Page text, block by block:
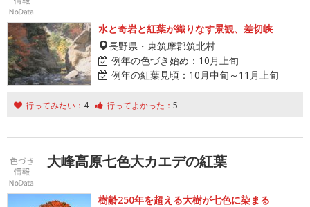
水と奇岩と紅葉が織りなす景観、差切峡
長野県・東筑摩郡筑北村
例年の色づき始め： 10月上旬
例年の紅葉見頃： 10月中旬～11月上旬
行ってみたい： 4 行ってよかった： 5
大峰高原七色大カエデの紅葉
樹齢250年を超える大樹が七色に染まる